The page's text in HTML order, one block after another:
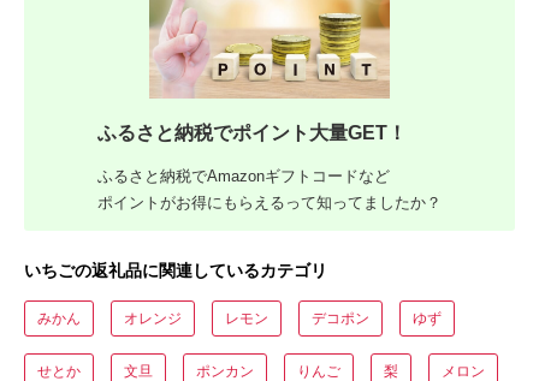
ふるさと納税でポイント大量GET！
ふるさと納税でAmazonギフトコードなど
ポイントがお得にもらえるって知ってましたか？
いちごの返礼品に関連しているカテゴリ
みかん オレンジ レモン デコポン ゆず
せとか 文旦 ポンカン りんご 梨 メロン